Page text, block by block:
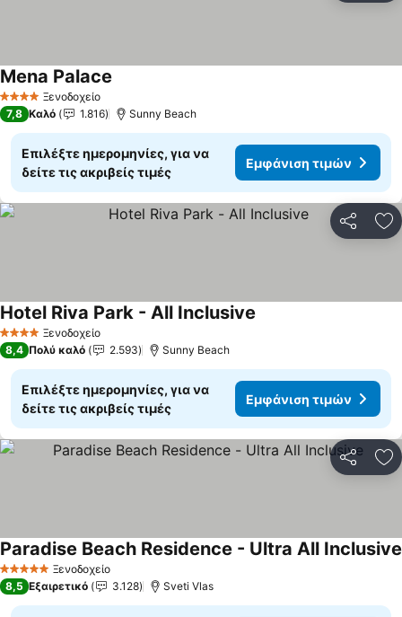
4 ΑστέριαΞενοδοχείο
Mena Palace
7,8 Καλό 1.816 Sunny Beach
Επιλέξτε ημερομηνίες, για να
δείτε τις ακριβείς τιμές
Εμφάνιση τιμών
4 ΑστέριαΞενοδοχείο
Hotel Riva Park - All Inclusive
8,4 Πολύ καλό 2.593 Sunny Beach
Επιλέξτε ημερομηνίες, για να
δείτε τις ακριβείς τιμές
Εμφάνιση τιμών
5 Αστέρια Ξενοδοχείο
Paradise Beach Residence - Ultra All Inclusive
8,5 Εξαιρετικό 3.128 Sveti Vlas